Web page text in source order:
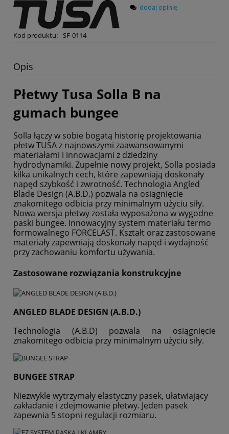
Kod produktu: SF-0114
dodaj opinię
Opis
Płetwy Tusa Solla B na
gumach bungee
Solla łączy w sobie bogatą historię projektowania
płetw TUSA z najnowszymi zaawansowanymi
materiałami i innowacjami z dziedziny
hydrodynamiki. Zupełnie nowy projekt, Solla posiada
kilka unikalnych cech, które zapewniają doskonały
napęd szybkość i zwrotność. Technologia Angled
Blade Design (A.B.D.) pozwala na osiągnięcie
znakomitego odbicia przy minimalnym użyciu siły.
Nowa wersja płetwy została wyposażona w wygodne
paski bungee. Innowacyjny system materiału termo
formowalnego FORCELAST. Kształt oraz zastosowane
materiały zapewniają doskonały napęd i wydajność
przy zachowaniu komfortu używania.
Zastosowane rozwiązania konstrukcyjne
ANGLED BLADE DESIGN (A.B.D.)
Technologia (A.B.D) pozwala na osiągnięcie
znakomitego odbicia przy minimalnym użyciu siły.
BUNGEE STRAP
Niezwykle wytrzymały elastyczny pasek, ułatwiający
zakładanie i zdejmowanie płetwy. Jeden pasek
zapewnia 5 stopni regulacji rozmiaru.